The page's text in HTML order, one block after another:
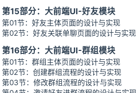
第15部分：大前端UI-好友模块
第01节：好友主体页面的设计与实现
第02节：好友关联单聊页面的设计与实现
第16部分：大前端UI-群组模块
第01节：群组主体页面的设计与实现
第02节：创建群组流程的设计与实现
第03节：修改群组流程的设计与实现